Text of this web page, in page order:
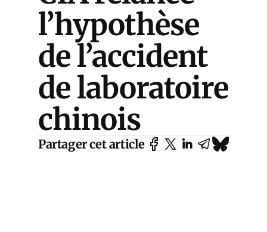
l’hypothèse
de l’accident
de laboratoire
chinois
Partager cet article